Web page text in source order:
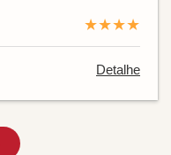
★★★★
Detalhe